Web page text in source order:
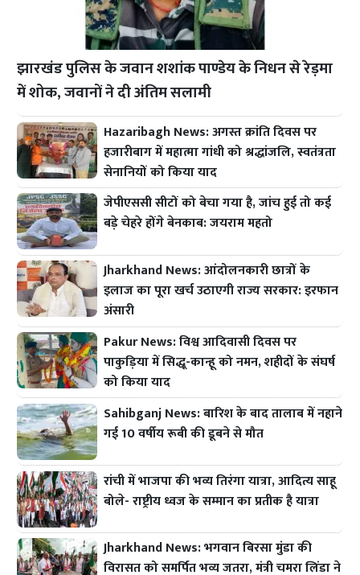
झारखंड पुलिस के जवान शशांक पाण्डेय के निधन से रेड़मा
में शोक, जवानों ने दी अंतिम सलामी
Hazaribagh News: अगस्त क्रांति दिवस पर
हजारीबाग में महात्मा गांधी को श्रद्धांजलि, स्वतंत्रता
सेनानियों को किया याद
जेपीएससी सीटों को बेचा गया है, जांच हुई तो कई
बड़े चेहरे होंगे बेनकाब: जयराम महतो
Jharkhand News: आंदोलनकारी छात्रों के
इलाज का पूरा खर्च उठाएगी राज्य सरकार: इरफान
अंसारी
Pakur News: विश्व आदिवासी दिवस पर
पाकुड़िया में सिद्धू-कान्हू को नमन, शहीदों के संघर्ष
को किया याद
Sahibganj News: बारिश के बाद तालाब में नहाने
गई 10 वर्षीय रूबी की डूबने से मौत
रांची में भाजपा की भव्य तिरंगा यात्रा, आदित्य साहू
बोले- राष्ट्रीय ध्वज के सम्मान का प्रतीक है यात्रा
Jharkhand News: भगवान बिरसा मुंडा की
विरासत को समर्पित भव्य जतरा, मंत्री चमरा लिंडा ने